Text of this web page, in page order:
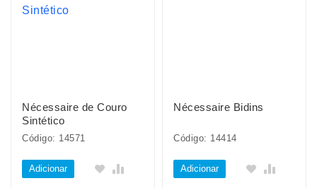
Nécessaire de Couro
Sintético
Código: 14571
Adicionar
Nécessaire Bidins
Código: 14414
Adicionar